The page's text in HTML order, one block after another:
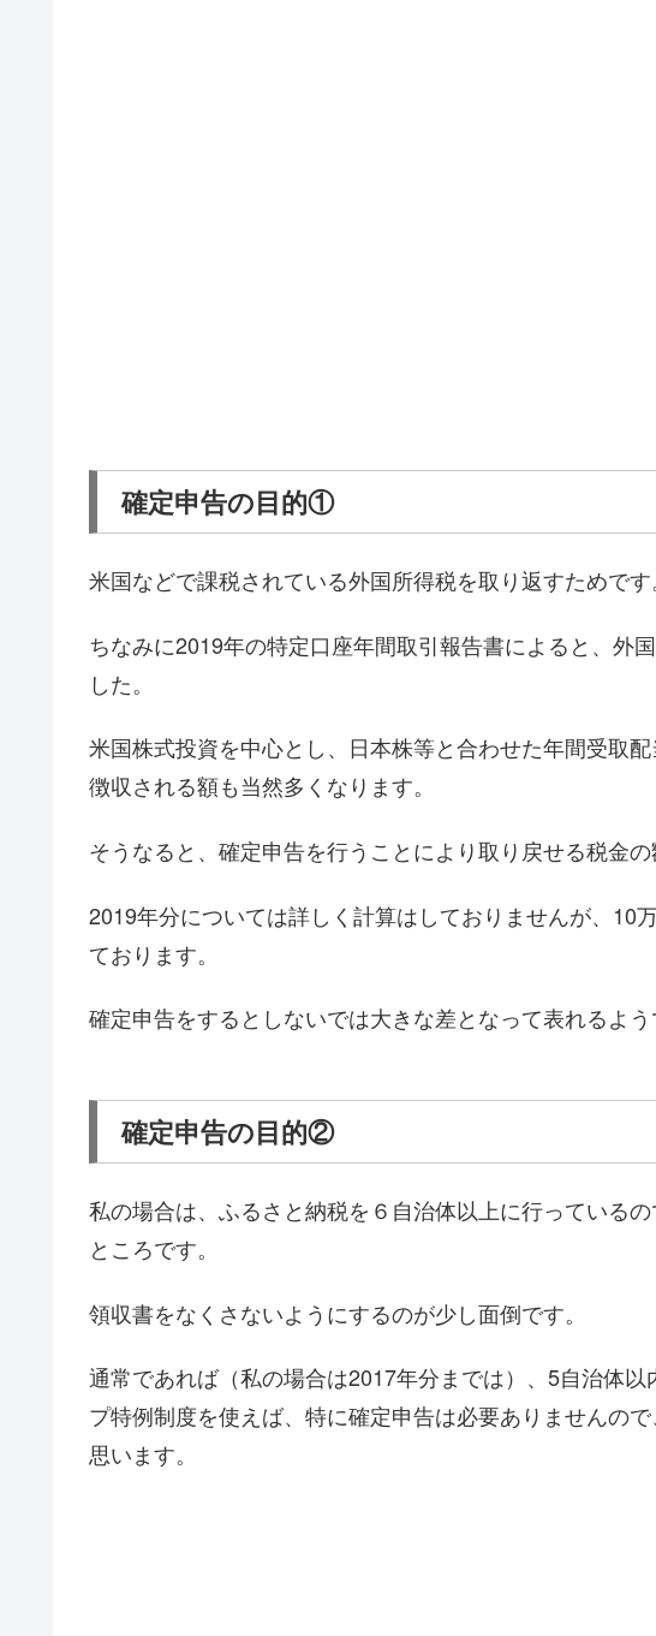
確定申告の目的①
米国などで課税されている外国所得税を取り返すためです
ちなみに2019年の特定口座年間取引報告書によると、外
した。
米国株式投資を中心とし、日本株等と合わせた年間受取
徴収される額も当然多くなります。
そうなると、確定申告を行うことにより取り戻せる税金の
2019年分については詳しく計算はしておりませんが、10
ております。
確定申告をするとしないでは大きな差となって表れるよう
確定申告の目的②
私の場合は、ふるさと納税を６自治体以上に行っている
ところです。
領収書をなくさないようにするのが少し面倒です。
通常であれば（私の場合は2017年分までは）、5自治体
プ特例制度を使えば、特に確定申告は必要ありませんの
思います。